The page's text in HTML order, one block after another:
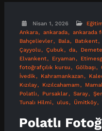
Nisan 1, 2026
Ankara
ankarada ankarada
Bahçelievler
Bala Batıkent
Çayyolu
Çubuk da
Elvankent
Eryaman
fotoğrafçılık kursu
Gölbaşı
İvedik
Kahramankazan
Kızılay
Kızılcahamam
Polatlı
Pursaklar Saray
Tunalı Hilmi
ulus Ümitköy
Polatlı